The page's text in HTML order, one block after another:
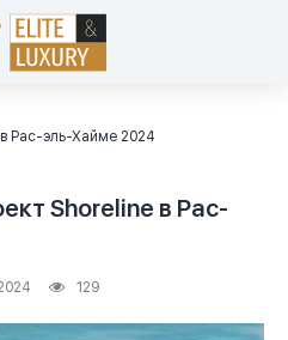
Рас-эль-Хайме 2024
Shoreline в Рас-
129